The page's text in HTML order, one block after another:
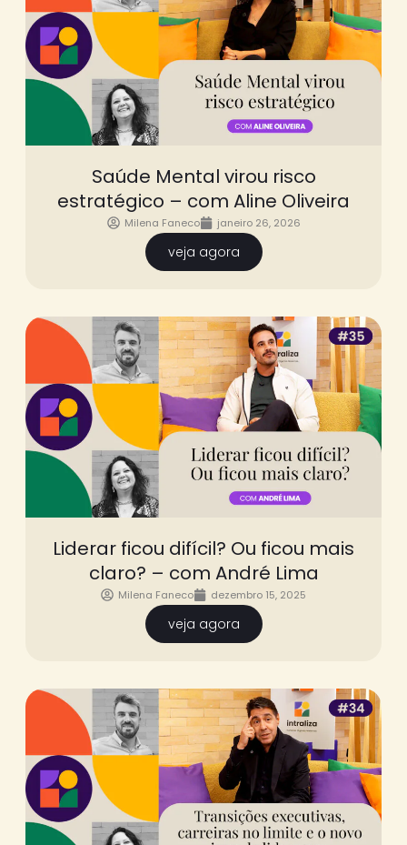
Saúde Mental virou risco
estratégico – com Aline Oliveira
Milena Faneco janeiro 26, 2026
veja agora
Liderar ficou difícil? Ou ficou mais
claro? – com André Lima
Milena Faneco dezembro 15, 2025
veja agora